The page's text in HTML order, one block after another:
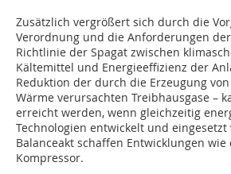
Zusätzlich vergrößert sich durch die
Verordnung und die Anforderungen
Richtlinie der Spagat zwischen
Kältemittel und Energieeffizienz der
Reduktion der durch die Erzeugung
Wärme verursachten Treibhausgase –
erreicht werden, wenn gleichzeitig
Technologien entwickelt und eingesetzt
Balanceakt schaffen Entwicklungen wie
Kompressor.